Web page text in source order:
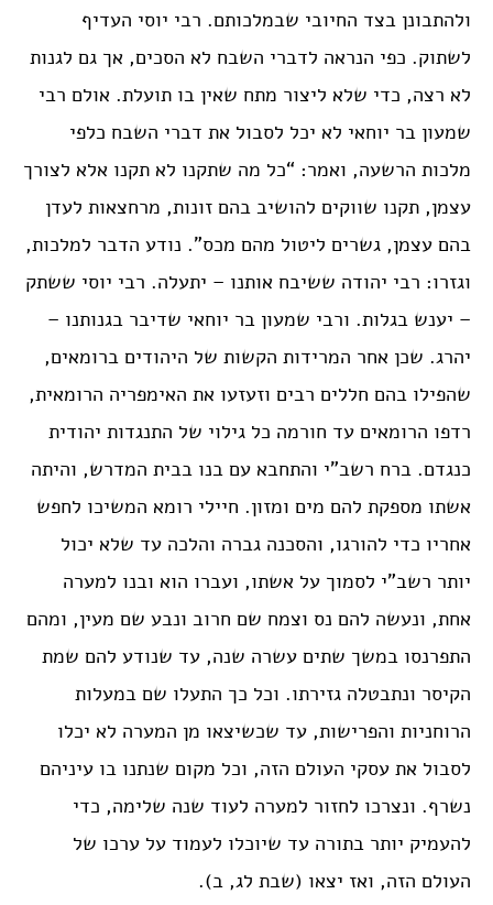
ולהתבונן בצד החיובי שבמלכותם. רבי יוסי העדיף
לשתוק. כפי הנראה לדברי השבח לא הסכים, אך גם לגנות
לא רצה, כדי שלא ליצור מתח שאין בו תועלת. אולם רבי
שמעון בר יוחאי לא יכל לסבול את דברי השבח כלפי
מלכות הרשעה, ואמר: “כל מה שתקנו לא תקנו אלא לצורך
עצמן, תקנו שווקים להושיב בהם זונות, מרחצאות לעדן
בהם עצמן, גשרים ליטול מהם מכס”. נודע הדבר למלכות,
וגזרו: רבי יהודה ששיבח אותנו – יתעלה. רבי יוסי ששתק
– יענש בגלות. ורבי שמעון בר יוחאי שדיבר בגנותנו –
יהרג. שכן אחר המרידות הקשות של היהודים ברומאים,
שהפילו בהם חללים רבים וזעזעו את האימפריה הרומאית,
רדפו הרומאים עד חורמה כל גילוי של התנגדות יהודית
כנגדם. ברח רשב”י והתחבא עם בנו בבית המדרש, והיתה
אשתו מספקת להם מים ומזון. חיילי רומא המשיכו לחפש
אחריו כדי להורגו, והסכנה גברה והלכה עד שלא יכול
יותר רשב”י לסמוך על אשתו, ועברו הוא ובנו למערה
אחת, ונעשה להם נס וצמח שם חרוב ונבע שם מעין, ומהם
התפרנסו במשך שתים עשרה שנה, עד שנודע להם שמת
הקיסר ונתבטלה גזירתו. וכל כך התעלו שם במעלות
הרוחניות והפרישות, עד שכשיצאו מן המערה לא יכלו
לסבול את עסקי העולם הזה, וכל מקום שנתנו בו עיניהם
נשרף. ונצרכו לחזור למערה לעוד שנה שלימה, כדי
להעמיק יותר בתורה עד שיוכלו לעמוד על ערכו של
העולם הזה, ואז יצאו (שבת לג, ב).